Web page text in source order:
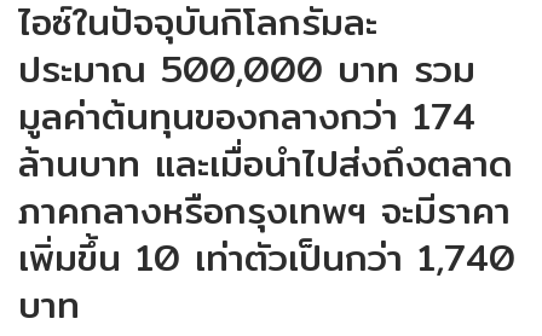
ไอซ์ในปัจจุบันกิโลกรัมละ
ประมาณ 500,000 บาท รวม
มูลค่าต้นทุนของกลางกว่า 174
ล้านบาท และเมื่อนำไปส่งถึงตลาด
ภาคกลางหรือกรุงเทพฯ จะมีราคา
เพิ่มขึ้น 10 เท่าตัวเป็นกว่า 1,740
บาท